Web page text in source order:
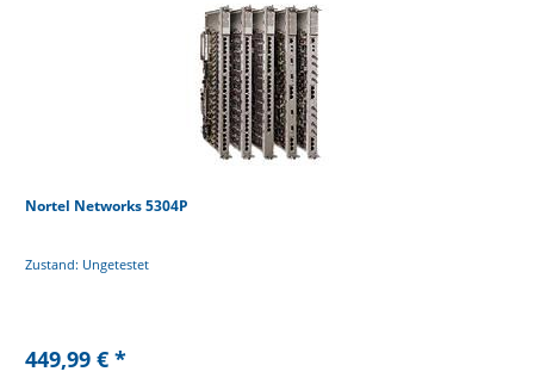
Nortel Networks 5304P
Zustand: Ungetestet
449,99 € *